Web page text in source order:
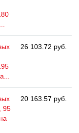
26 103.72 руб.
95
20 163.57 руб.